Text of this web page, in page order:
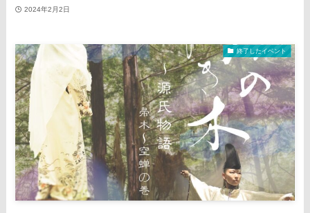
2024年2月2日
終了したイベント